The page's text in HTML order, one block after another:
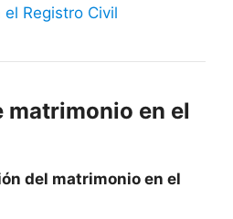
Registro Civil
matrimonio en el
del matrimonio en el